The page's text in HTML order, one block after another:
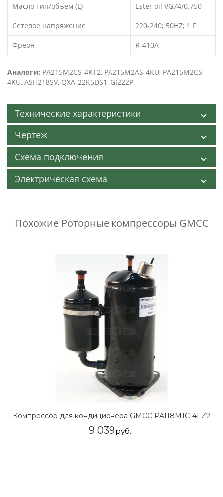
Масло тип/объем (L) Ester oil VG74/0.750
Сетевое напряжение 220-240; 50HZ; 1 F
Фреон R-410A
Аналоги: PA215M2CS-4KT2, PA215M2AS-4KU, PA215M2CS-
4KU, ASH218SV, QXA-22K5DS1, GJ222P
Технические характеристики
Чертеж
Схема подключения
Электрическая схема
Похожие Роторные компрессоры GMCC
Компрессор для кондиционера GMCC PA118M1C-4FZ2
9 039руб.